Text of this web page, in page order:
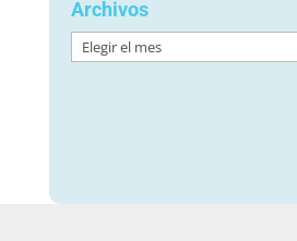
Archivos
Archivos